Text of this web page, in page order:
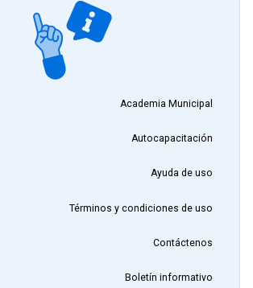
Academia Municipal
Autocapacitación
Ayuda de uso
Términos y condiciones de uso
Contáctenos
Boletín informativo